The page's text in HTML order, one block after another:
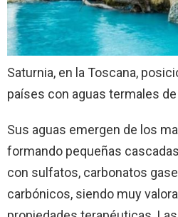
Saturnia, en la Toscana,
países con aguas termales
Sus aguas emergen de los
formando pequeñas
con sulfatos, carbonatos
carbónicos, siendo muy